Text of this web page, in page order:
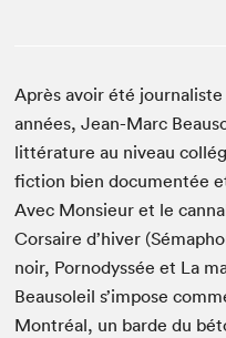
Après avoir été
années, Jean-Marc
littérature au niveau
fiction bien documentée
Avec Monsieur et le
Corsaire d’hiver
noir, Pornodyssée et La
Beausoleil s’impose
Montréal, un barde du